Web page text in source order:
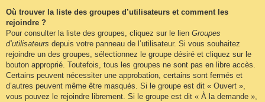
Où trouver la liste des groupes d’utilisateurs et comment les
rejoindre ?
Pour consulter la liste des groupes, cliquez sur le lien Groupes
d’utilisateurs depuis votre panneau de l’utilisateur. Si vous souhaitez
rejoindre un des groupes, sélectionnez le groupe désiré et cliquez sur le
bouton approprié. Toutefois, tous les groupes ne sont pas en libre accès.
Certains peuvent nécessiter une approbation, certains sont fermés et
d’autres peuvent même être masqués. Si le groupe est dit « Ouvert »,
vous pouvez le rejoindre librement. Si le groupe est dit « À la demande »,